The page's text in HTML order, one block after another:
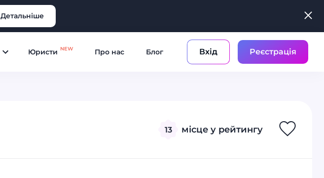
Детальніше
Юристи NEW Про нас Блог Вхід Реєстрація
13 місце у рейтингу